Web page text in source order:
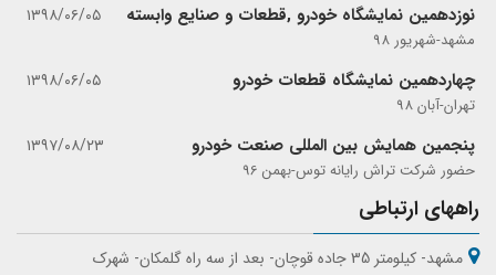
نوزدهمین نمایشگاه خودرو ,قطعات و صنایع وابسته ۱۳۹۸/۰۶/۰۵
مشهد-شهریور 98
چهاردهمین نمایشگاه قطعات خودرو ۱۳۹۸/۰۶/۰۵
تهران-آبان 98
پنجمین همایش بین المللی صنعت خودرو ۱۳۹۷/۰۸/۲۳
حضور شرکت تراش رایانه توس-بهمن 96
راههای ارتباطی
مشهد- کیلومتر 35 جاده قوچان- بعد از سه راه گلمکان- شهرک